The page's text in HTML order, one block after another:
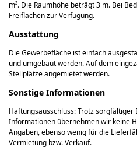
m². Die Raumhöhe beträgt 3 m. Bei
Freiflächen zur Verfügung.
Ausstattung
Die Gewerbefläche ist einfach
und umgebaut werden. Auf dem
Stellplätze angemietet werden.
Sonstige Informationen
Haftungsausschluss: Trotz
Informationen übernehmen wir keine
Angaben, ebenso wenig für die
Vermietung bzw. Verkauf.